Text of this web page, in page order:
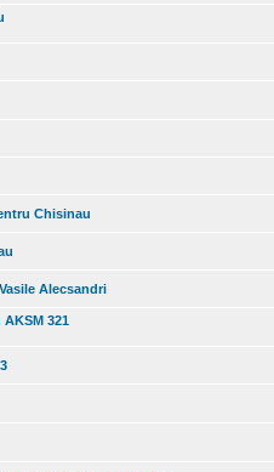
Chisinau
Alecsandri
321